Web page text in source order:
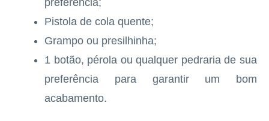
preferência;
Pistola de cola quente;
Grampo ou presilhinha;
1 botão, pérola ou qualquer pedraria de sua
preferência para garantir um bom
acabamento.